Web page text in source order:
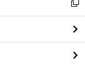
閉
る
新
し
い
ウ
ィ